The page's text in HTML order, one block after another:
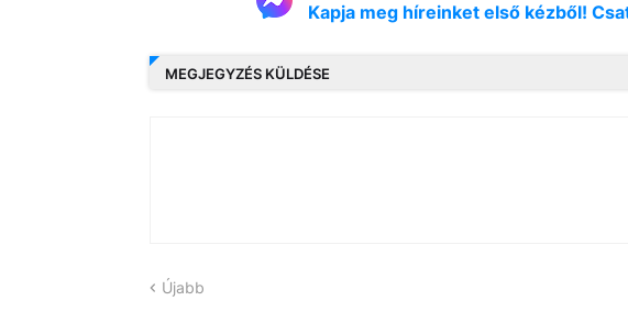
Kapja meg híreinket első kézből!
MEGJEGYZÉS KÜLDÉSE
Újabb